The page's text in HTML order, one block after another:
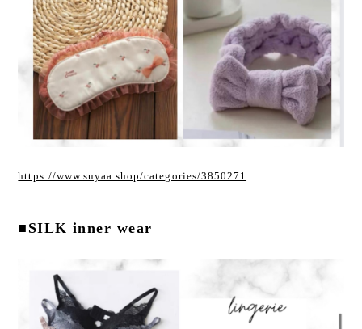
https://www.suyaa.shop/categories/3850271
■SILK inner wear